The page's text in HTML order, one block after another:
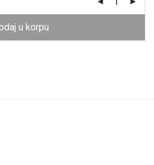
u korpu